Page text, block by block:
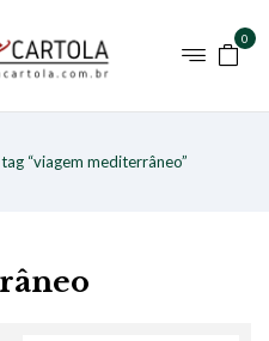
0
“viagem mediterrâneo”